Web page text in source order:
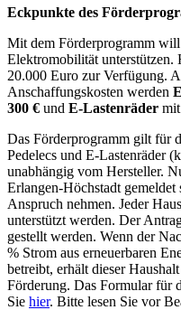
Eckpunkte des
Mit dem Förderprogramm
Elektromobilität
20.000 Euro zur Verfügung.
Anschaffungskosten werden
300 € und E-Lastenräder mit
Das Förderprogramm gilt für
Pedelecs und E-Lastenräder
unabhängig vom Hersteller.
Erlangen-Höchstadt
Anspruch nehmen. Jeder
unterstützt werden. Der
gestellt werden. Wenn der
% Strom aus erneuerbaren
betreibt, erhält dieser
Förderung. Das Formular für
Sie hier. Bitte lesen Sie vor